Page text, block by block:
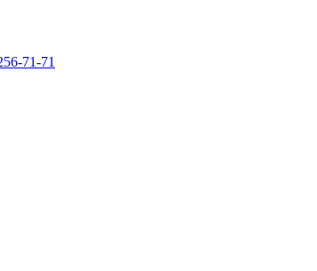
71-71